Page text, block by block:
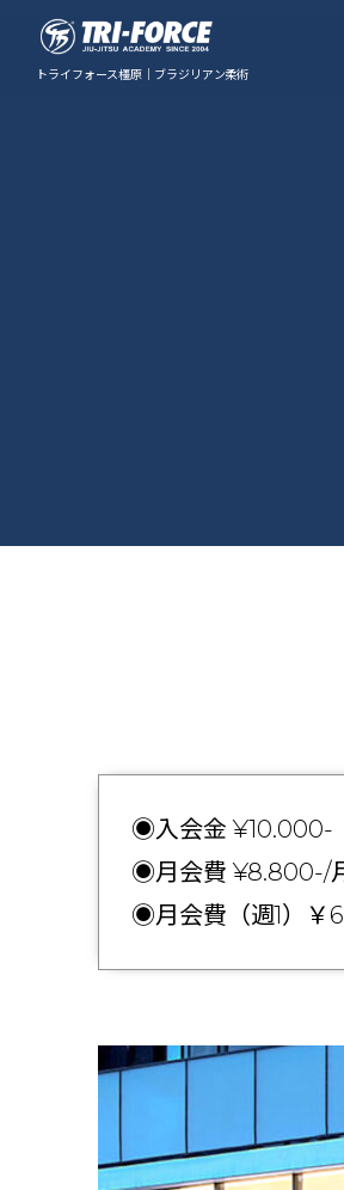
トライフォース橿原｜ブラジリアン柔術
◉入会金 ¥10.000-
◉月会費 ¥8.800-/
◉月会費（週1）￥